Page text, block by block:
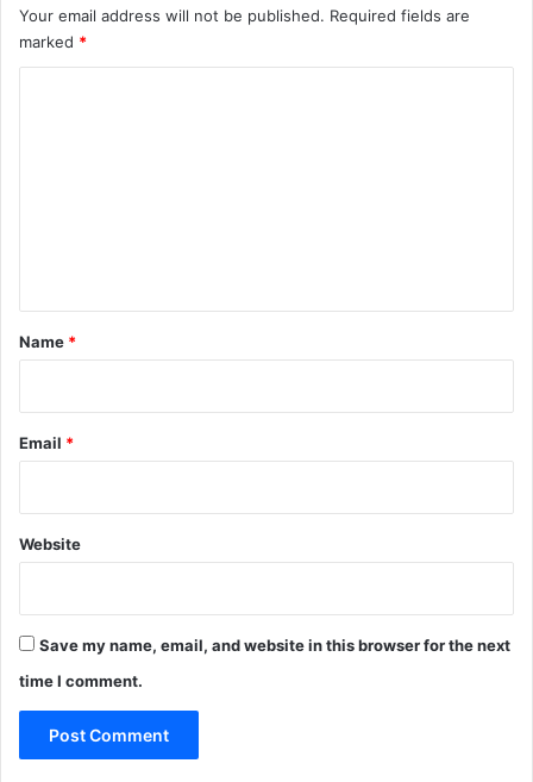
Your email address will not be published. Required fields are
marked *
*
Name *
Email *
Website
Save my name, email, and website in this browser for the next
time I comment.